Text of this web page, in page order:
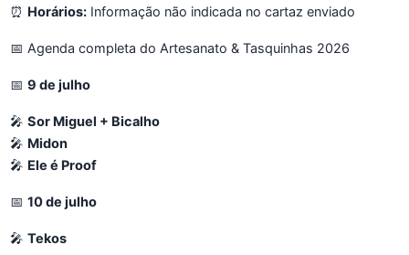
⏰ Horários: Informação não indicada no cartaz enviado
📅 Agenda completa do Artesanato & Tasquinhas 2026
📅 9 de julho
🎤 Sor Miguel + Bicalho
🎤 Midon
🎤 Ele é Proof
📅 10 de julho
🎤 Tekos